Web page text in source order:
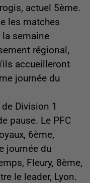
actuel 5ème.
les matches
semaine
régional,
accueilleront
journée du
Division 1
pause. Le PFC
6ème,
journée du
Fleury, 8ème,
le leader, Lyon.